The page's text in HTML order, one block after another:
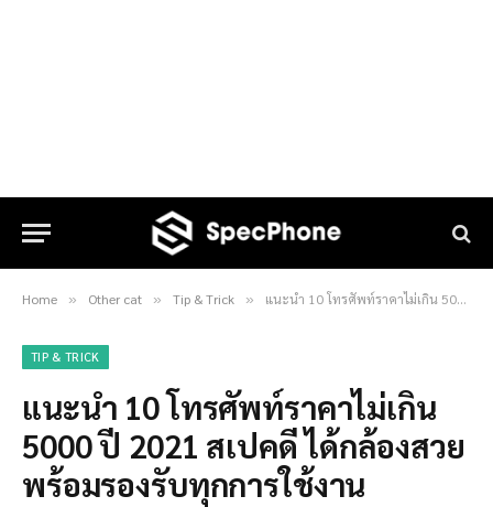
Home » Other cat » Tip & Trick » แนะนำ 10 โทรศัพท์ราคาไม่เกิน 5000 ปี 2021 สเปคดี ได้กล้องสวย พร้อมรองรับทุกการใช้งาน
TIP & TRICK
แนะนำ 10 โทรศัพท์ราคาไม่เกิน
5000 ปี 2021 สเปคดี ได้กล้องสวย
พร้อมรองรับทุกการใช้งาน